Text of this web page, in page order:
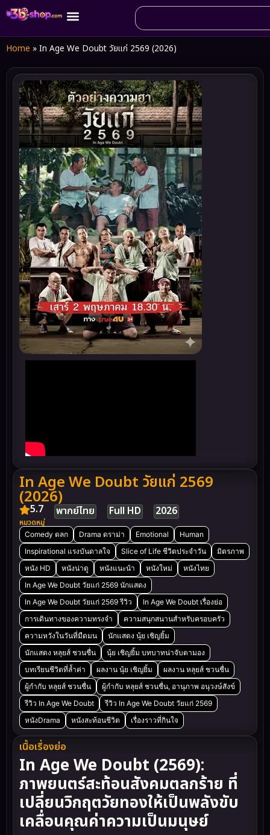
Home » In Age We Doubt วัยแก่ 2569 (2026)
In Age We Doubt วัยแก่ 2569
(2026)
5.7 พากย์ไทย Full HD 2026
หมวดหมู่
Comedy ตลก Drama ดราม่า Emotional
Human
Inspirational แรงบันดาลใจ
Slice of Life ชีวิตประจำวัน
มิตรภาพ
หนัง HD
หนังน่าดู หนังแนะนำ หนังใหม่
หนังไทย
In Age We Doubt วัยแก่ 2569 นักแสดง
In Age We Doubt วัยแก่ 2569 รีวิว
In Age We Doubt เรื่องย่อ
การเดินทางของความทรงจำ
ความสนุกสนานสำหรับครอบครัว
ความหวังในวันที่มืดมน
นักแสดง นุ้ย เชิญยิ้ม
นักแสดง หลุยส์ ชวนชื่น
นุ้ย เชิญยิ้ม บทบาทน่าจับตามอง
บทเรียนชีวิตที่ล้ำค่า
ผลงาน นุ้ย เชิญยิ้ม
ผลงาน หลุยส์ ชวนชื่น
ผู้กำกับ หลุยส์ ชวนชื่น
ผู้กำกับ หลุยส์ ชวนชื่น, อานุภาพ อนุวงษ์สังข์
รีวิว In Age We Doubt
รีวิว In Age We Doubt วัยแก่ 2569
หนังDrama
หนังสะท้อนชีวิต เรื่องราวที่กินใจ
เนื้อเรื่องย่อ
In Age We Doubt (2569):
ภาพยนตร์สะท้อนสังคมตลกร้าย ที่
เปลี่ยนวิกฤตวัยทองให้เป็นพลังขับ
เคลื่อนคุณค่าความเป็นมนุษย์